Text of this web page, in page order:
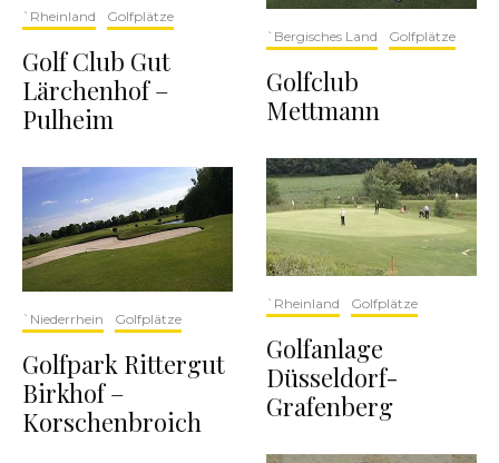
`Rheinland Golfplätze
Golf Club Gut
Lärchenhof –
Pulheim
`Niederrhein Golfplätze
Golfpark Rittergut
Birkhof –
Korschenbroich
`Bergisches Land Golfplätze
Golfclub
Mettmann
`Rheinland Golfplätze
Golfanlage
Düsseldorf-
Grafenberg